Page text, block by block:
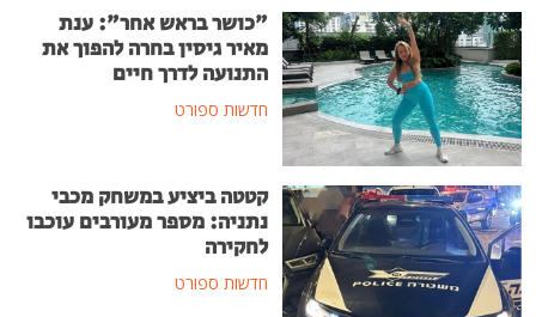
"כושר בראש אחר": ענת
מאיר גיסין בחרה להפוך את
התנועה לדרך חיים
חדשות ספורט
קטטה ביציע במשחק מכבי
נתניה: מספר מעורבים עוכבו
לחקירה
חדשות ספורט